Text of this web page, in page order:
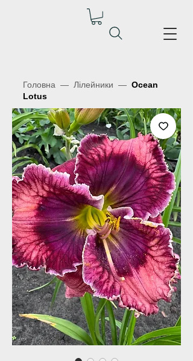
Головна — Лілейники — Ocean
Lotus